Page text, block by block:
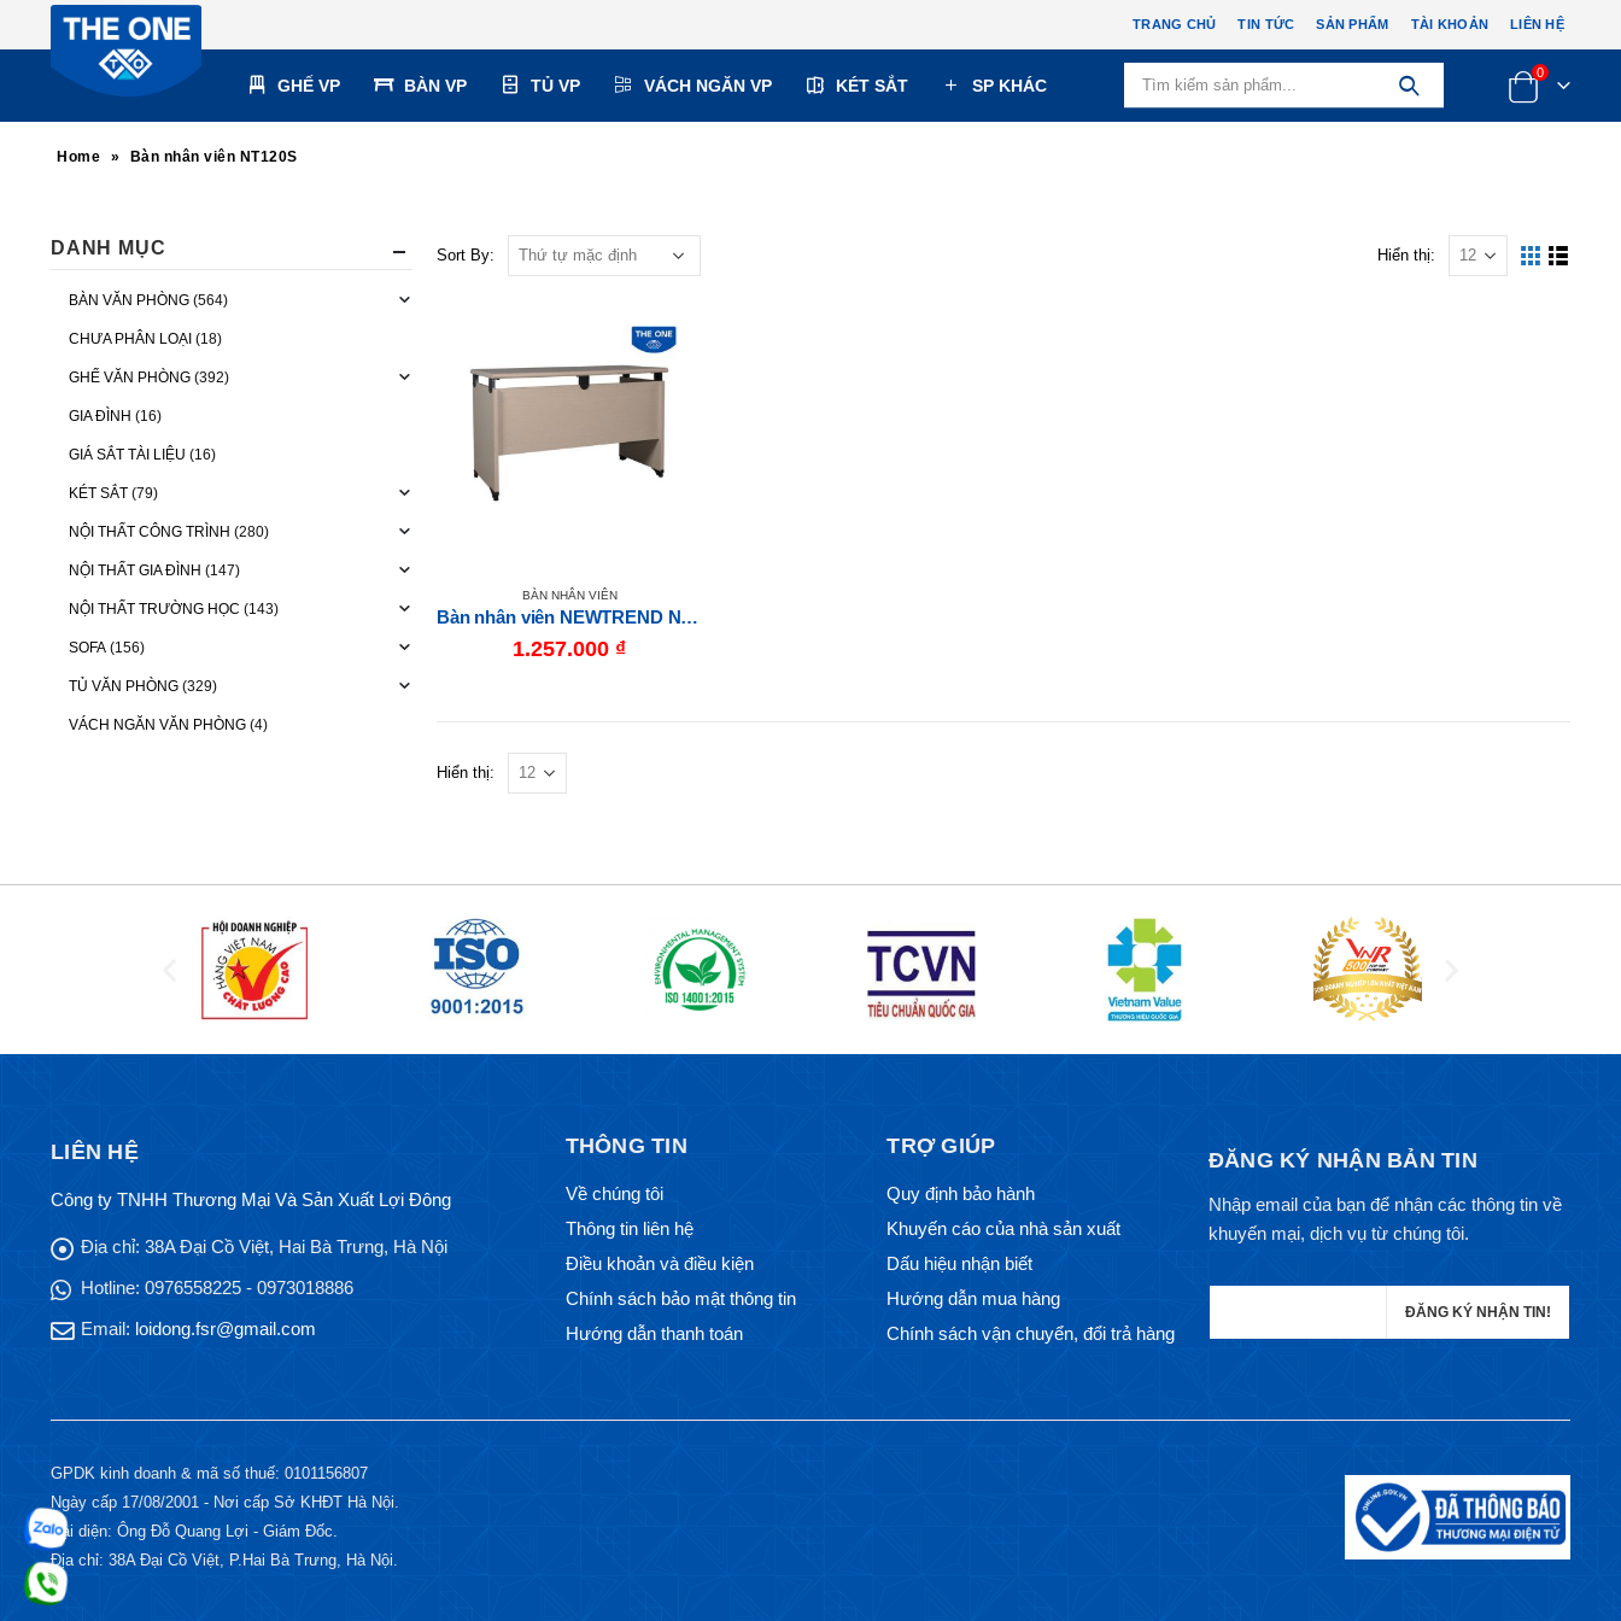
TRANG CHỦ TIN TỨC SẢN PHẨM TÀI KHOẢN LIÊN HỆ
GHẾ VP BÀN VP TỦ VP VÁCH NGĂN VP KÉT SẮT SP KHÁC
0
Home » Bàn nhân viên NT120S
Sort By: Hiển thị:
BÀN NHÂN VIÊN
Bàn nhân viên NEWTREND NT120S
1.257.000 ₫
Hiển thị:
DANH MỤC
BÀN VĂN PHÒNG (564)
CHƯA PHÂN LOẠI (18)
GHẾ VĂN PHÒNG (392)
GIA ĐÌNH (16)
GIÁ SẮT TÀI LIỆU (16)
KÉT SẮT (79)
NỘI THẤT CÔNG TRÌNH (280)
NỘI THẤT GIA ĐÌNH (147)
NỘI THẤT TRƯỜNG HỌC (143)
SOFA (156)
TỦ VĂN PHÒNG (329)
VÁCH NGĂN VĂN PHÒNG (4)
LIÊN HỆ
Công ty TNHH Thương Mại Và Sản Xuất Lợi Đông
Địa chỉ: 38A Đại Cồ Việt, Hai Bà Trưng, Hà Nội
Hotline: 0976558225 - 0973018886
Email: loidong.fsr@gmail.com
THÔNG TIN
Về chúng tôi
Thông tin liên hệ
Điều khoản và điều kiện
Chính sách bảo mật thông tin
Hướng dẫn thanh toán
TRỢ GIÚP
Quy định bảo hành
Khuyến cáo của nhà sản xuất
Dấu hiệu nhận biết
Hướng dẫn mua hàng
Chính sách vận chuyển, đổi trả hàng
ĐĂNG KÝ NHẬN BẢN TIN
Nhập email của bạn để nhận các thông tin về
khuyến mại, dịch vụ từ chúng tôi.
GPDK kinh doanh & mã số thuế: 0101156807
Ngày cấp 17/08/2001 - Nơi cấp Sở KHĐT Hà Nội.
Đại diện: Ông Đỗ Quang Lợi - Giám Đốc.
Địa chỉ: 38A Đại Cồ Việt, P.Hai Bà Trưng, Hà Nội.